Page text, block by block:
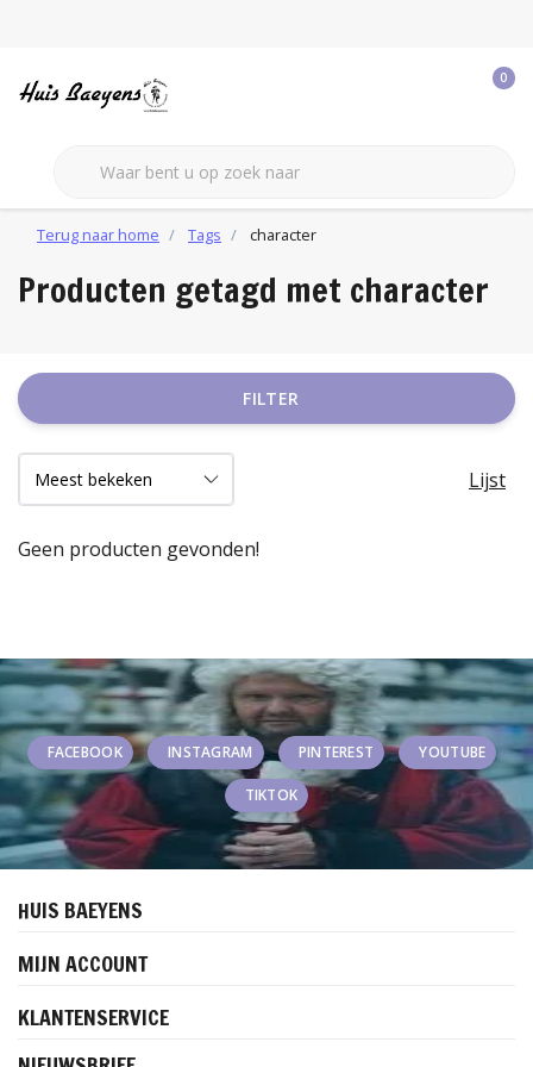
0
Terug naar home Tags character
Producten getagd met character
FILTER
Lijst
Geen producten gevonden!
FACEBOOK INSTAGRAM PINTEREST YOUTUBE
TIKTOK
HUIS BAEYENS
MIJN ACCOUNT
KLANTENSERVICE